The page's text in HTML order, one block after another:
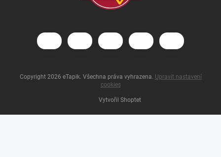
Vytvořil Shoptet
Copyright 2026 eTapik. Všechna práva vyhrazena. Upravit nastavení
cookies